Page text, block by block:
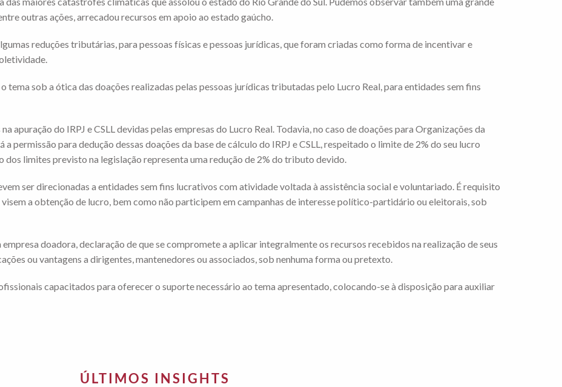
outras ações, arrecadou recursos em apoio ao estado gaúcho.
reduções tributárias, para pessoas físicas e pessoas jurídicas, que foram criadas como forma de incentivar e
sob a ótica das doações realizadas pelas pessoas jurídicas tributadas pelo Lucro Real, para entidades sem fins
apuração do IRPJ e CSLL devidas pelas empresas do Lucro Real. Todavia, no caso de doações para Organizações da
permissão para dedução dessas doações da base de cálculo do IRPJ e CSLL, respeitado o limite de 2% do seu lucro
dos limites previsto na legislação representa uma redução de 2% do tributo devido.
ser direcionadas a entidades sem fins lucrativos com atividade voltada à assistência social e voluntariado. É requisito
a obtenção de lucro, bem como não participem em campanhas de interesse político-partidário ou eleitorais, sob
doadora, declaração de que se compromete a aplicar integralmente os recursos recebidos na realização de seus
ou vantagens a dirigentes, mantenedores ou associados, sob nenhuma forma ou pretexto.
capacitados para oferecer o suporte necessário ao tema apresentado, colocando-se à disposição para auxiliar
ÚLTIMOS INSIGHTS